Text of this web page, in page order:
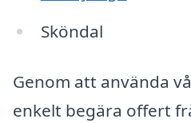
Sköndal
Genom att använda
enkelt begära offert